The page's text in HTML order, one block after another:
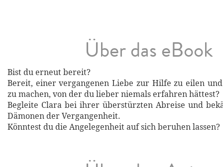
Über das eBook
Bist du erneut bereit?
Bereit, einer vergangenen Liebe zur Hilfe zu eilen
zu machen, von der du lieber niemals erfahren hättest?
Begleite Clara bei ihrer überstürzten Abreise und
Dämonen der Vergangenheit.
Könntest du die Angelegenheit auf sich beruhen lassen?